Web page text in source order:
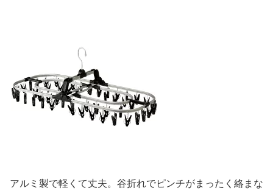
アルミ製で軽くて丈夫。谷折れでピンチがまったく絡まな